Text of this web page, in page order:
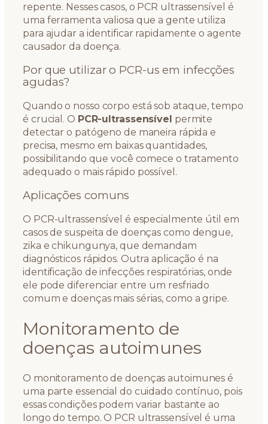
repente. Nesses casos, o PCR ultrassensível é
uma ferramenta valiosa que a gente utiliza
para ajudar a identificar rapidamente o agente
causador da doença.
Por que utilizar o PCR-us em infecções
agudas?
Quando o nosso corpo está sob ataque, tempo
é crucial. O PCR-ultrassensível permite
detectar o patógeno de maneira rápida e
precisa, mesmo em baixas quantidades,
possibilitando que você comece o tratamento
adequado o mais rápido possível.
Aplicações comuns
O PCR-ultrassensível é especialmente útil em
casos de suspeita de doenças como dengue,
zika e chikungunya, que demandam
diagnósticos rápidos. Outra aplicação é na
identificação de infecções respiratórias, onde
ele pode diferenciar entre um resfriado
comum e doenças mais sérias, como a gripe.
Monitoramento de
doenças autoimunes
O monitoramento de doenças autoimunes é
uma parte essencial do cuidado contínuo, pois
essas condições podem variar bastante ao
longo do tempo. O PCR ultrassensível é uma